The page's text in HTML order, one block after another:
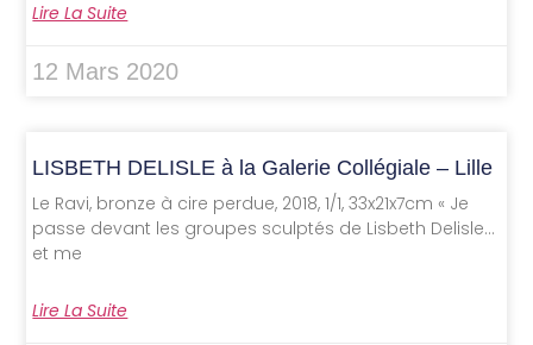
Lire La Suite
12 Mars 2020
LISBETH DELISLE à la Galerie Collégiale – Lille
Le Ravi, bronze à cire perdue, 2018, 1/1, 33x21x7cm « Je
passe devant les groupes sculptés de Lisbeth Delisle…
et me
Lire La Suite